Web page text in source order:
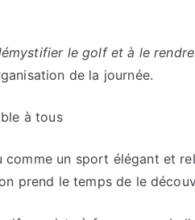
le golf et à le
de la journée.
à tous
comme un sport élégant et
prend le temps de le